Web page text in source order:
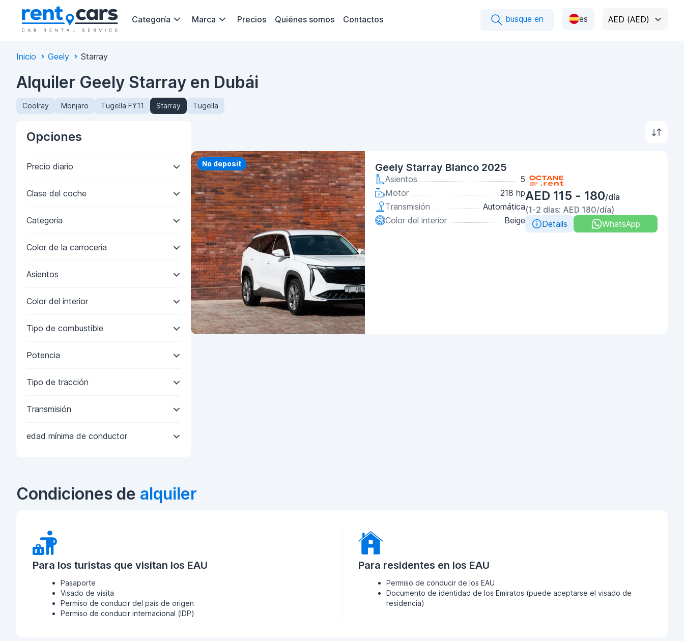
Categoría Marca Precios Quiénes somos Contactos busque en es AED (AED)
Inicio Geely Starray
Alquiler Geely Starray en Dubái
Coolray Monjaro Tugella FY11 Starray Tugella
Opciones
Precio diario
Clase del coche
Categoría
Color de la carrocería
Asientos
Color del interior
Tipo de combustible
Potencia
Tipo de tracción
Transmisión
edad mínima de conductor
Priority
No deposit Geely Starray Blanco 2025
Asientos
5
Motor
218 hp
Transmisión
Automática
Color del interior
Beige
AED 115 - 180/día
(1-2 días: AED 180/día)
Details
WhatsApp
Condiciones de alquiler
Para los turistas que visitan los EAU
Pasaporte
Visado de visita
Permiso de conducir del país de origen
Permiso de conducir internacional (IDP)
Para residentes en los EAU
Permiso de conducir de los EAU
Documento de identidad de los Emiratos (puede aceptarse el visado de
residencia)